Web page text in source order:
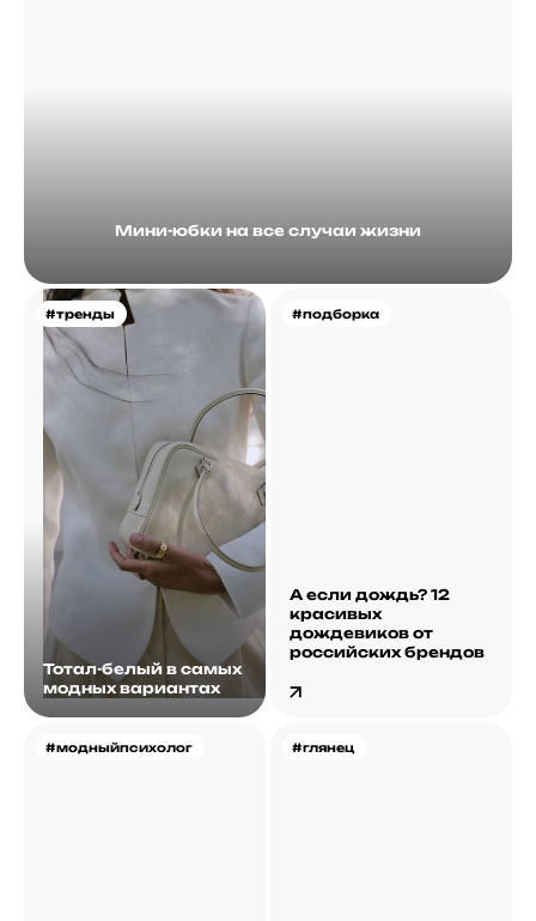
Мини-юбки на все случаи жизни
#тренды
Тотал-белый в самых
модных вариантах
#подборка
А если дождь? 12
красивых
дождевиков от
российских брендов
#модныйпсихолог #глянец